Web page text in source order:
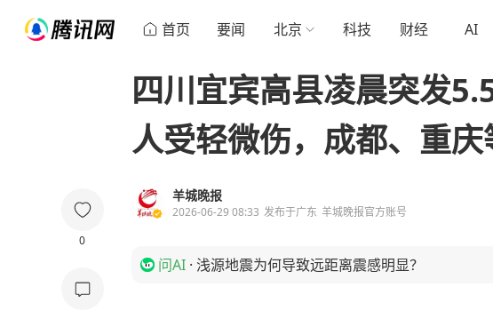
首页 要闻 北京 科技 财经 AI
0
四川宜宾高县凌晨突发
人受轻微伤，成都、重
羊城晚报
2026-06-29 08:33 发布于广东 羊城晚报官方账号
问AI · 浅源地震为何导致远距离震感明显？